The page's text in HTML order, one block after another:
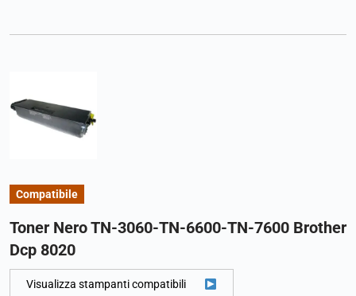
Compatibile
Toner Nero TN-3060-TN-6600-TN-7600 Brother
Dcp 8020
Visualizza stampanti compatibili